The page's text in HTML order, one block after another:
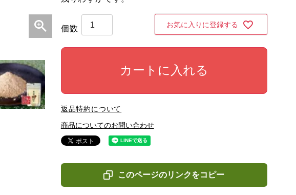
お気に入りに登録する
カートに入れる
返品特約について
商品についてのお問い合わせ
このページのリンクをコピー